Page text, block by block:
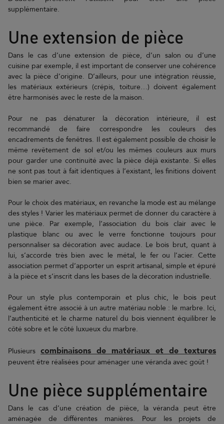
supplémentaire.
Une extension de pièce
Dans le cas d’une extension de pièce, d’un salon ou d’une
cuisine par exemple, il est important de conserver une cohérence
avec la pièce d’origine. D’ailleurs, pour une intégration réussie,
les matériaux extérieurs (crépis, toiture…) doivent également
être harmonisés avec le reste de la maison.
Pour ne pas dénaturer la décoration intérieure, il est
recommandé de faire correspondre les couleurs des
encadrements de fenêtres. Il est également possible de choisir le
même revêtement de sol et/ou les mêmes couleurs aux murs
pour garder une continuité avec la pièce déjà existante. Si elles
ne sont pas tout à fait identiques à l’existant, les finitions doivent
bien se marier avec.
Pour le choix des matériaux, en revanche la mode est au mélange
des styles ! Varier les matériaux permet de donner du caractère à
une pièce. Par exemple, l’association du bois clair avec le
plastique blanc ou avec le verre fonctionne toujours pour
personnaliser sa décoration avec audace. Le bois brut, quant à
lui, s’accorde très bien avec le métal, le fer ou l’acier. Cette
association permet d’apporter un esprit artisanal, simple et épuré
à la pièce et s’inscrit dans les bases de la décoration industrielle.
Pour un style plus contemporain et plus chic, le bois peut
également être associé à un autre matériau noble : le marbre. Ici,
l’authenticité et le charme naturel du bois viennent équilibrer le
côté sobre et le côté luxueux du marbre.
Plusieurs combinaisons de matériaux et de textures
peuvent être réalisées pour aménager une véranda avec goût !
Une pièce supplémentaire
Dans le cas d’une création de pièce, la véranda peut être
aménagée de différentes manières. Pour les projets de